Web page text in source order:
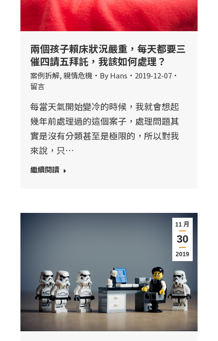
兩個孩子賴床狀況嚴重，每天都要三
催四請五拜託，我該如何處理？
案例拆解,親情危機 ByHans
2019-12-07
留言
每當天氣開始變冷的時候，我就會想起
幾年前處理過的這個案子，處理問題其
實是沒有分類甚至是極限的，所以對我
來說，只…
繼續閱讀
11 月
30
2019